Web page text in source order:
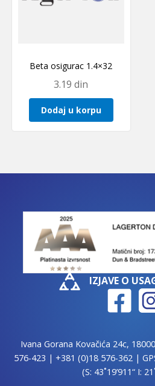
Beta osigurac 1.4×32
3.19din
Dodaj u korpu
IZJAVE O
Ivana Gorana Kovačića 24c,
576-423 | +381 (0)18 576-362|
(S: 43˚19’911“ I: